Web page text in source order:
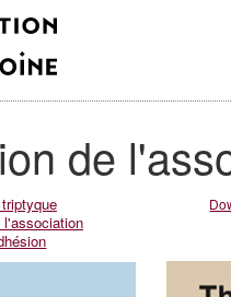
de
l'association